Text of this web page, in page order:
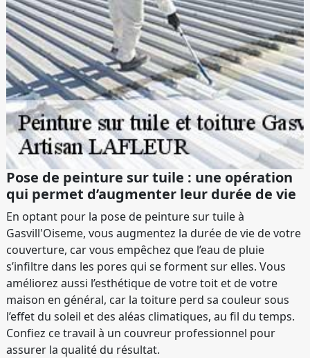
Pose de peinture sur tuile : une opération
qui permet d’augmenter leur durée de vie
En optant pour la pose de peinture sur tuile à
Gasvill'Oiseme, vous augmentez la durée de vie de votre
couverture, car vous empêchez que l’eau de pluie
s’infiltre dans les pores qui se forment sur elles. Vous
améliorez aussi l’esthétique de votre toit et de votre
maison en général, car la toiture perd sa couleur sous
l’effet du soleil et des aléas climatiques, au fil du temps.
Confiez ce travail à un couvreur professionnel pour
assurer la qualité du résultat.